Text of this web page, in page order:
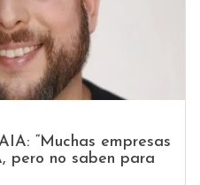
“Muchas empresas
pero no saben para